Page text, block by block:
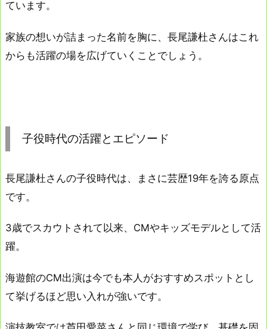
ています。
家族の想いが詰まった名前を胸に、長尾謙杜さんはこれ
からも活躍の場を広げていくことでしょう。
子役時代の活躍とエピソード
長尾謙杜さんの子役時代は、まさに芸歴19年を誇る原点
です。
3歳でスカウトされて以来、CMやキッズモデルとして活
躍。
海遊館のCM出演は今でも本人がおすすめスポットとし
て挙げるほど思い入れが強いです。